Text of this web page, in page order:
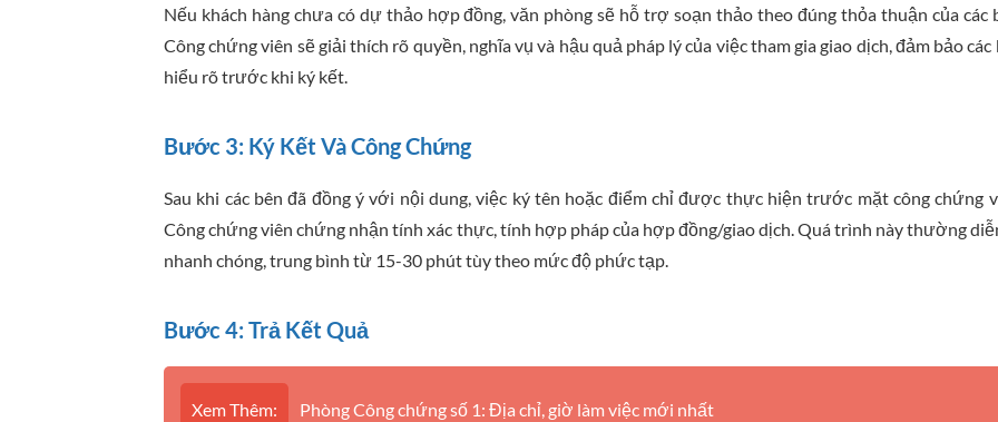
Nếu khách hàng chưa có dự thảo hợp đồng, văn phòng sẽ hỗ trợ soạn thảo theo đúng thỏa thuận của các
Công chứng viên sẽ giải thích rõ quyền, nghĩa vụ và hậu quả pháp lý của việc tham gia giao dịch, đảm bảo các
hiểu rõ trước khi ký kết.
Bước 3: Ký Kết Và Công Chứng
Sau khi các bên đã đồng ý với nội dung, việc ký tên hoặc điểm chỉ được thực hiện trước mặt công chứng
Công chứng viên chứng nhận tính xác thực, tính hợp pháp của hợp đồng/giao dịch. Quá trình này thường
nhanh chóng, trung bình từ 15-30 phút tùy theo mức độ phức tạp.
Bước 4: Trả Kết Quả
Xem Thêm: Phòng Công chứng số 1: Địa chỉ, giờ làm việc mới nhất